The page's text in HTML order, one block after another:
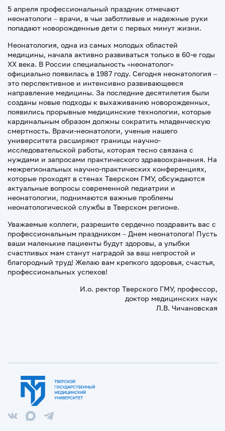
5 апреля профессиональный праздник отмечают
неонатологи – врачи, в чьи заботливые и надежные руки
попадают новорожденные дети с первых минут жизни.
Неонатология, одна из самых молодых областей
медицины, начала активно развиваться только в 60-е годы
XX века. В России специальность «неонатолог»
официально появилась в 1987 году. Сегодня неонатология –
это перспективное и интенсивно развивающееся
направление медицины. За последние десятилетия были
созданы новые подходы к выхаживанию новорожденных,
появились прорывные медицинские технологии, которые
кардинальным образом должны сократить младенческую
смертность. Врачи-неонатологи, ученые нашего
университета расширяют границы научно-
исследовательской работы, которая тесно связана с
нуждами и запросами практического здравоохранения. На
межрегиональных научно-практических конференциях,
которые проходят в стенах Тверском ГМУ, обсуждаются
актуальные вопросы современной педиатрии и
неонатологии, поднимаются важные проблемы
неонатологической службы в Тверском регионе.
Уважаемые коллеги, разрешите сердечно поздравить вас с
профессиональным праздником – Днем неонатолога! Пусть
ваши маленькие пациенты будут здоровы, а улыбки
счастливых мам станут наградой за ваш непростой и
благородный труд! Желаю вам крепкого здоровья, счастья,
профессиональных успехов!
И.о. ректор Тверского ГМУ, профессор,
доктор медицинских наук
Л.В. Чичановская